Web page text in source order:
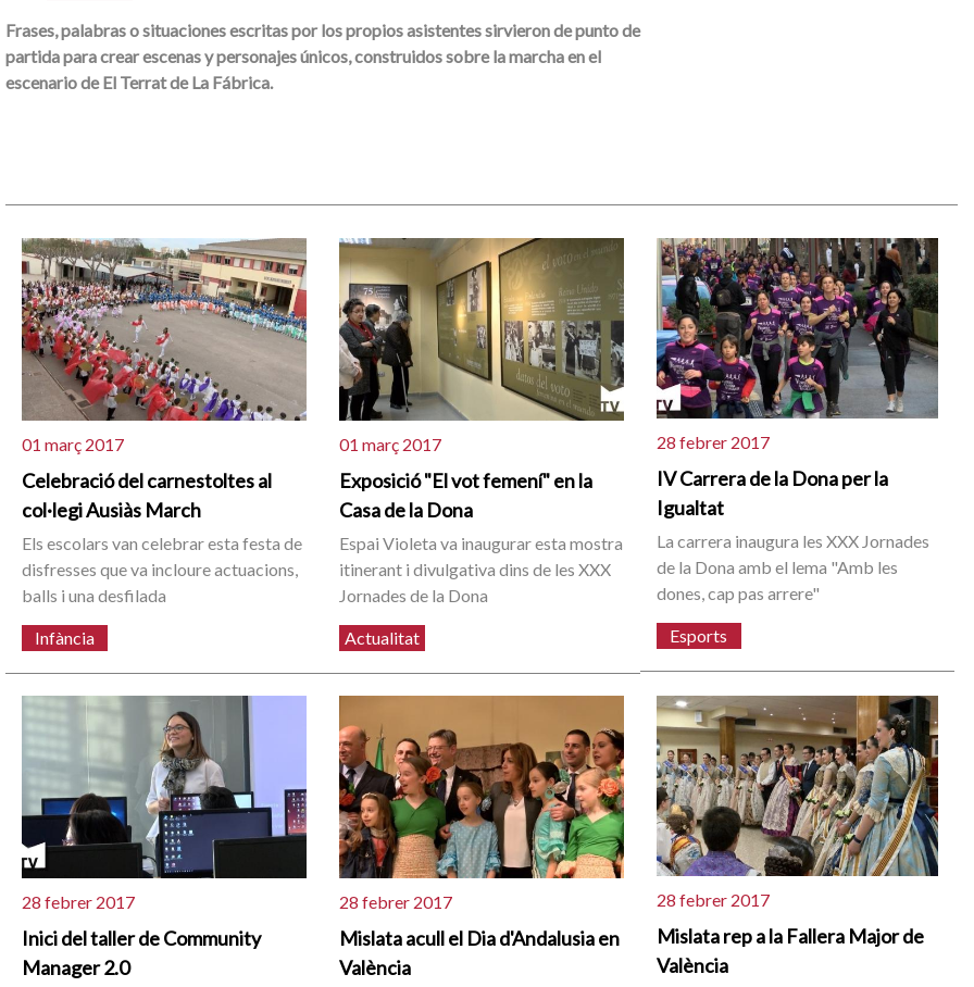
Frases, palabras o situaciones escritas por los propios asistentes sirvieron de punto de
partida para crear escenas y personajes únicos, construidos sobre la marcha en el
escenario de El Terrat de La Fábrica.
01 març 2017
Celebració del carnestoltes al
col·legi Ausiàs March
Els escolars van celebrar esta festa de
disfresses que va incloure actuacions,
balls i una desfilada
Infància
01 març 2017
Exposició "El vot femení" en la
Casa de la Dona
Espai Violeta va inaugurar esta mostra
itinerant i divulgativa dins de les XXX
Jornades de la Dona
Actualitat
28 febrer 2017
IV Carrera de la Dona per la
Igualtat
La carrera inaugura les XXX Jornades
de la Dona amb el lema "Amb les
dones, cap pas arrere"
Esports
28 febrer 2017
Inici del taller de Community
Manager 2.0
28 febrer 2017
Mislata acull el Dia d'Andalusia en
València
28 febrer 2017
Mislata rep a la Fallera Major de
València